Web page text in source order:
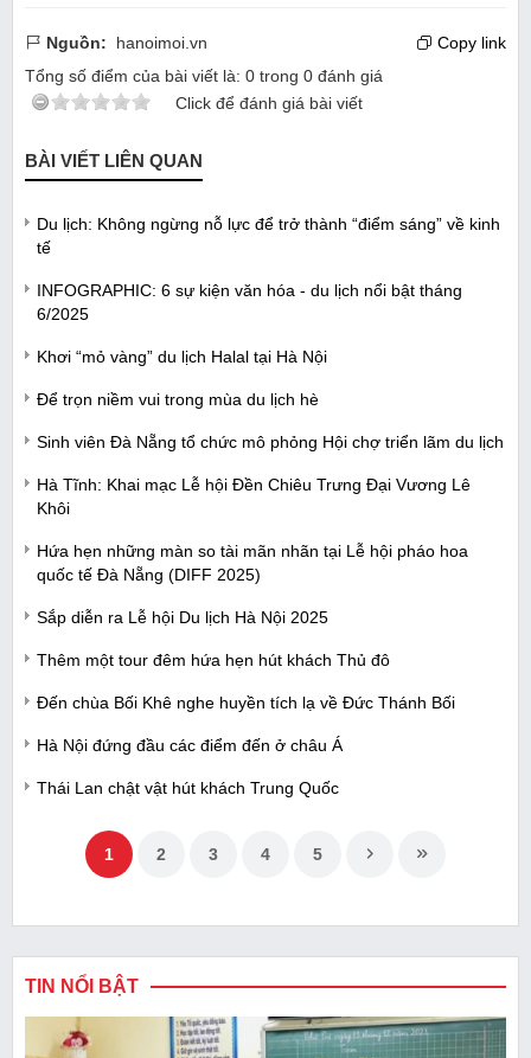
Nguồn: hanoimoi.vn
Copy link
Tổng số điểm của bài viết là: 0 trong 0 đánh giá
Click để đánh giá bài viết
BÀI VIẾT LIÊN QUAN
Du lịch: Không ngừng nỗ lực để trở thành “điểm sáng” về kinh
tế
INFOGRAPHIC: 6 sự kiện văn hóa - du lịch nổi bật tháng
6/2025
Khơi “mỏ vàng” du lịch Halal tại Hà Nội
Để trọn niềm vui trong mùa du lịch hè
Sinh viên Đà Nẵng tổ chức mô phỏng Hội chợ triển lãm du lịch
Hà Tĩnh: Khai mạc Lễ hội Đền Chiêu Trưng Đại Vương Lê
Khôi
Hứa hẹn những màn so tài mãn nhãn tại Lễ hội pháo hoa
quốc tế Đà Nẵng (DIFF 2025)
Sắp diễn ra Lễ hội Du lịch Hà Nội 2025
Thêm một tour đêm hứa hẹn hút khách Thủ đô
Đến chùa Bối Khê nghe huyền tích lạ về Đức Thánh Bối
Hà Nội đứng đầu các điểm đến ở châu Á
Thái Lan chật vật hút khách Trung Quốc
1 2 3 4 5
TIN NỔI BẬT